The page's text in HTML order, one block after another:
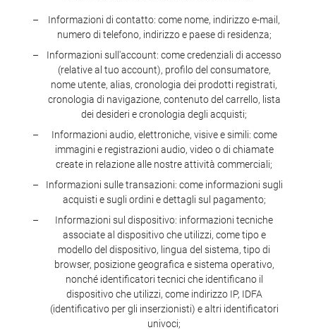
Informazioni di contatto: come nome, indirizzo e-mail,
numero di telefono, indirizzo e paese di residenza;
Informazioni sull'account: come credenziali di accesso
(relative al tuo account), profilo del consumatore,
nome utente, alias, cronologia dei prodotti registrati,
cronologia di navigazione, contenuto del carrello, lista
dei desideri e cronologia degli acquisti;
Informazioni audio, elettroniche, visive e simili: come
immagini e registrazioni audio, video o di chiamate
create in relazione alle nostre attività commerciali;
Informazioni sulle transazioni: come informazioni sugli
acquisti e sugli ordini e dettagli sul pagamento;
Informazioni sul dispositivo: informazioni tecniche
associate al dispositivo che utilizzi, come tipo e
modello del dispositivo, lingua del sistema, tipo di
browser, posizione geografica e sistema operativo,
nonché identificatori tecnici che identificano il
dispositivo che utilizzi, come indirizzo IP, IDFA
(identificativo per gli inserzionisti) e altri identificatori
univoci;